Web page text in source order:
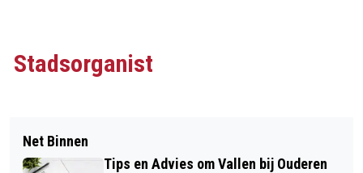
Stadsorganist
Net Binnen
Tips en Advies om Vallen bij Ouderen